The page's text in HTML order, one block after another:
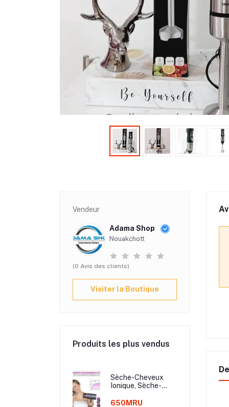
Vendeur
Adama Shop
Nouakchott
(0 Avis des clients)
Visiter la Boutique
Produits les plus vendus
Sèche-Cheveux
Ionique, Sèche-
Professionnel
650MRU